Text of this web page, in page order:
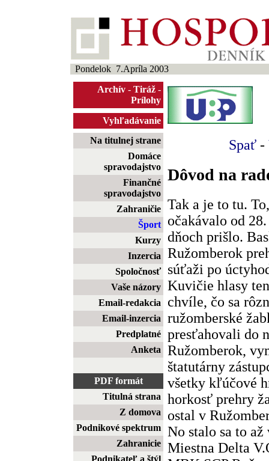
Pondelok 7.Apríla 2003
Archív - Tiráž -
Prílohy
Vyhľadávanie
Na titulnej strane
Domáce
spravodajstvo
Finančné
spravodajstvo
Zahraničie
Šport
Kurzy
Inzercia
Spoločnosť
Vaše názory
Email-redakcia
Email-inzercia
Predplatné
Anketa
PDF formát
Titulná strana
Z domova
Podnikové spektrum
Zahranicie
Podnikateľ a štýl
Spať -
Dôvod na
Tak a je to tu.
očakávalo od
dňoch prišlo.
Ružomberok
súťaži po
Kuvičie hlasy
chvíle, čo sa
ružomberské
presťahovali do
Ružomberok,
štatutárny
všetky kľúčové
horkosť prehry
ostal v
No stalo sa to
Miestna Delta